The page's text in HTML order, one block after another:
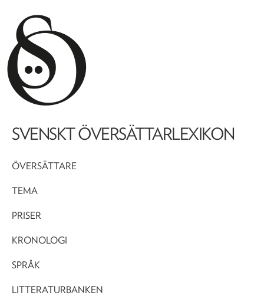
SVENSKT ÖVERSÄTTARLEXIKON
ÖVERSÄTTARE
TEMA
PRISER
KRONOLOGI
SPRÅK
LITTERATURBANKEN